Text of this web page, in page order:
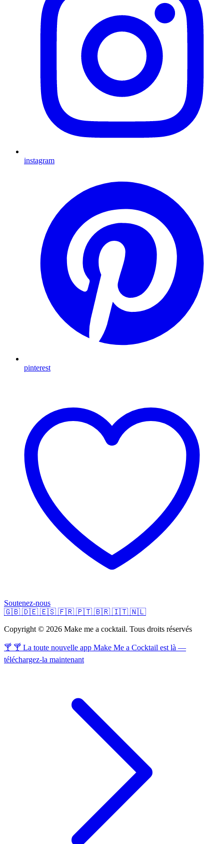
instagram
pinterest
Soutenez-nous
🇬🇧 🇩🇪 🇪🇸 🇫🇷 🇵🇹 🇧🇷 🇮🇹 🇳🇱
Copyright © 2026 Make me a cocktail. Tous droits réservés
🍸 🍸 La toute nouvelle app Make Me a Cocktail est là —
téléchargez-la maintenant